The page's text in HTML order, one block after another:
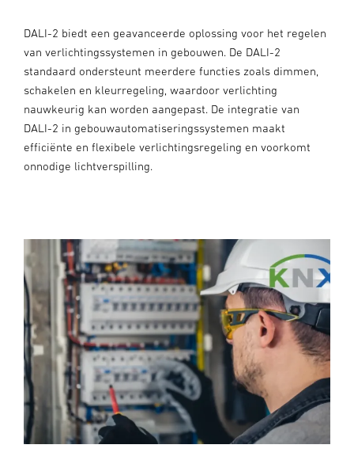
DALI-2 biedt een geavanceerde oplossing voor het regelen
van verlichtingssystemen in gebouwen. De DALI-2
standaard ondersteunt meerdere functies zoals dimmen,
schakelen en kleurregeling, waardoor verlichting
nauwkeurig kan worden aangepast. De integratie van
DALI-2 in gebouwautomatiseringssystemen maakt
efficiënte en flexibele verlichtingsregeling en voorkomt
onnodige lichtverspilling.